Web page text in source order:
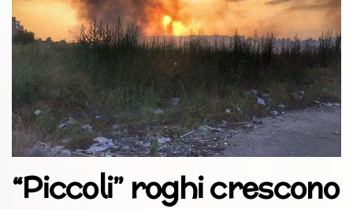
“Piccoli” roghi crescono